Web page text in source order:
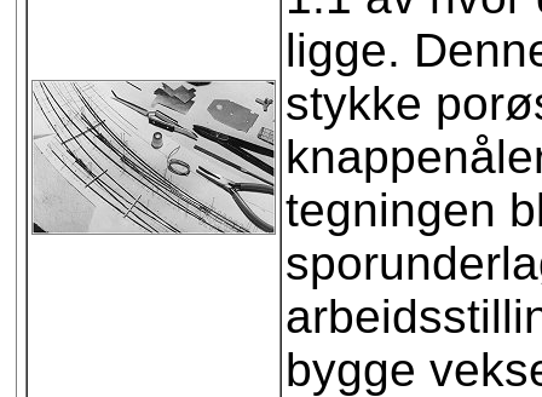
ligge.
stykke
tegningen
bygge